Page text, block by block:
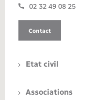
02 32 49 08 25
Contact
Etat civil
Associations